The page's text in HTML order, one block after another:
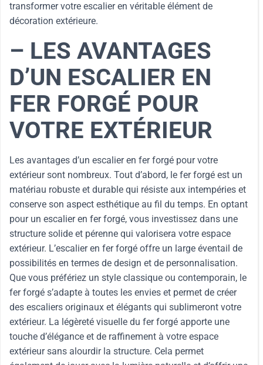
transformer votre escalier en véritable élément de
décoration extérieure.
– LES AVANTAGES
D’UN ESCALIER EN
FER FORGÉ POUR
VOTRE EXTÉRIEUR
Les avantages d’un escalier en fer forgé pour votre
extérieur sont nombreux. Tout d’abord, le fer forgé est un
matériau robuste et durable qui résiste aux intempéries et
conserve son aspect esthétique au fil du temps. En optant
pour un escalier en fer forgé, vous investissez dans une
structure solide et pérenne qui valorisera votre espace
extérieur. L’escalier en fer forgé offre un large éventail de
possibilités en termes de design et de personnalisation.
Que vous préfériez un style classique ou contemporain, le
fer forgé s’adapte à toutes les envies et permet de créer
des escaliers originaux et élégants qui sublimeront votre
extérieur. La légèreté visuelle du fer forgé apporte une
touche d’élégance et de raffinement à votre espace
extérieur sans alourdir la structure. Cela permet